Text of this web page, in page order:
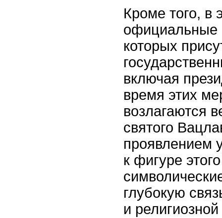
Кроме того, в
официальные
которых
включая
время этих
возлагаются
святого
проявлением
к фигуре
глубокую
и